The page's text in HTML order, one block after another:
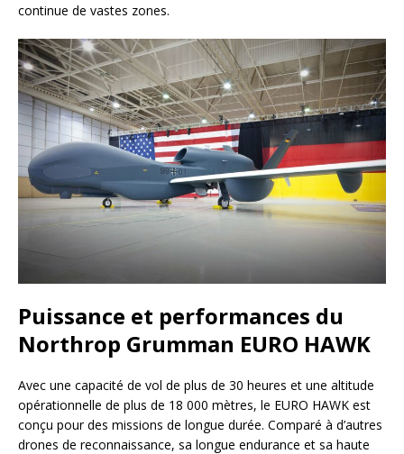
continue de vastes zones.
Puissance et performances du
Northrop Grumman EURO HAWK
Avec une capacité de vol de plus de 30 heures et une altitude
opérationnelle de plus de 18 000 mètres, le EURO HAWK est
conçu pour des missions de longue durée. Comparé à d’autres
drones de reconnaissance, sa longue endurance et sa haute